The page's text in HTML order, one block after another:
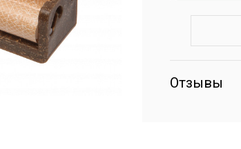
Отзывы